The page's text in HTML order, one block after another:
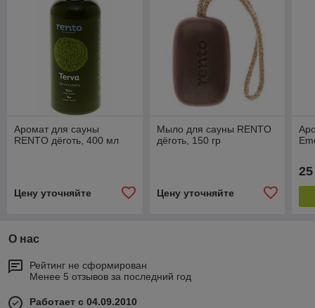
Аромат для сауны
RENTO дёготь, 400 мл
Цену уточняйте
Мыло для сауны RENTO
дёготь, 150 гр
Цену уточняйте
25
О нас
Рейтинг не сформирован
Менее 5 отзывов за последний год
Работает с 04.09.2010